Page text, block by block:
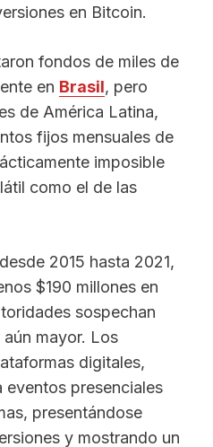
en Bitcoin.
fondos de miles de
en Brasil, pero
de América Latina,
fijos mensuales de
imposible
como el de las
2015 hasta 2021,
$190 millones en
sospechan
mayor. Los
digitales,
eventos presenciales
presentándose
y mostrando un